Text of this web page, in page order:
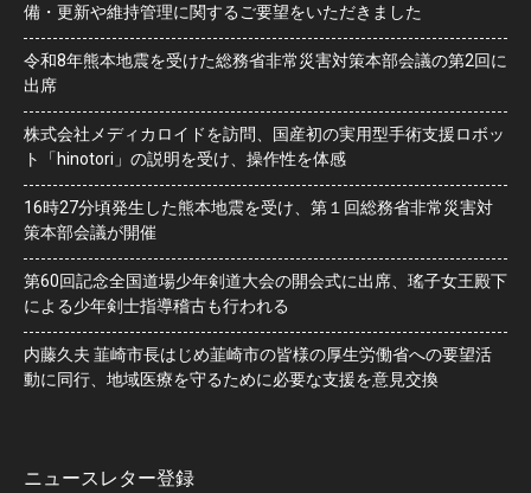
備・更新や維持管理に関するご要望をいただきました
令和8年熊本地震を受けた総務省非常災害対策本部会議の第2回に
出席
株式会社メディカロイドを訪問、国産初の実用型手術支援ロボッ
ト「hinotori」の説明を受け、操作性を体感
16時27分頃発生した熊本地震を受け、第１回総務省非常災害対
策本部会議が開催
第60回記念全国道場少年剣道大会の開会式に出席、瑤子女王殿下
による少年剣士指導稽古も行われる
内藤久夫 韮崎市長はじめ韮崎市の皆様の厚生労働省への要望活
動に同行、地域医療を守るために必要な支援を意見交換
ニュースレター登録